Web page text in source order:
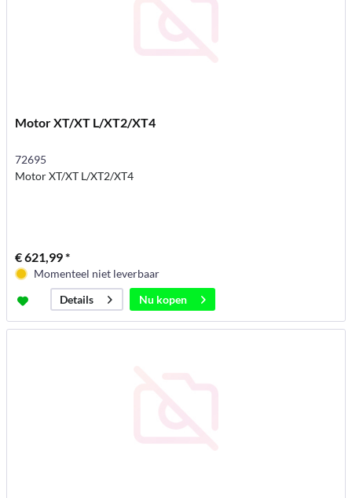
Motor XT/XT L/XT2/XT4
72695
Motor XT/XT L/XT2/XT4
€ 621,99 *
Momenteel niet leverbaar
Details
Nu kopen